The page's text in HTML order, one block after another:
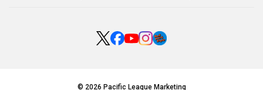
© 2026 Pacific League Marketing